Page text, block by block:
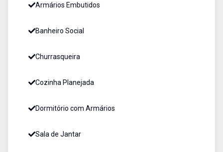
Armários Embutidos
Banheiro Social
Churrasqueira
Cozinha Planejada
Dormitório com Armários
Sala de Jantar